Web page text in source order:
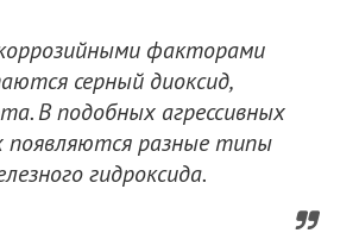
факторами
серный диоксид,
В подобных агрессивных
появляются разные типы
гидроксида.